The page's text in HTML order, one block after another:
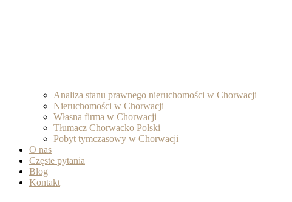
Analiza stanu prawnego nieruchomości w Chorwacji
Nieruchomości w Chorwacji
Własna firma w Chorwacji
Tłumacz Chorwacko Polski
Pobyt tymczasowy w Chorwacji
O nas
Częste pytania
Blog
Kontakt